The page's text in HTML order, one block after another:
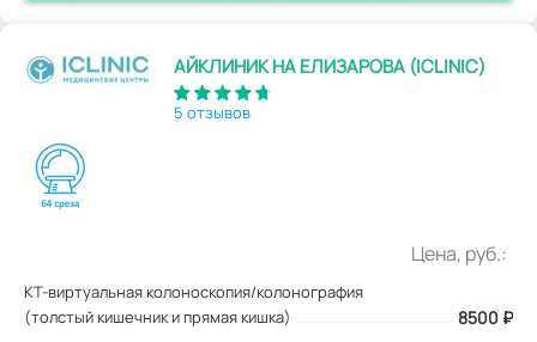
АЙКЛИНИК НА ЕЛИЗАРОВА (ICLINIC)
5 отзывов
Цена, руб.:
КТ-виртуальная колоноскопия/колонография
(толстый кишечник и прямая кишка)
8500 ₽